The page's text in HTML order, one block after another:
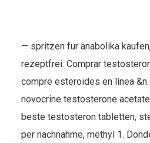
— spritzen fur anabolika
rezeptfrei. Comprar
compre esteroides en línea
novocrine testosterone
beste testosteron tabletten,
per nachnahme, methyl 1.